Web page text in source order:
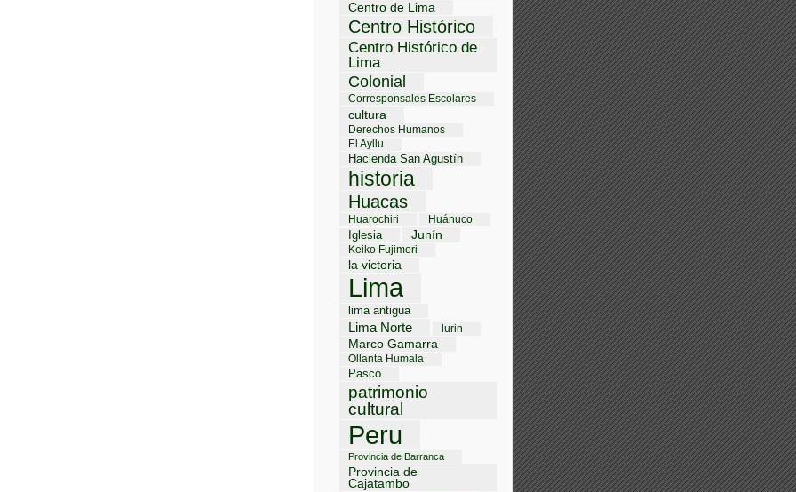
Centro de Lima
Centro Histórico
Centro Histórico de
Lima
Colonial
Corresponsales Escolares
cultura
Derechos Humanos
El Ayllu
Hacienda San Agustín
historia
Huacas
Huarochiri Huánuco
Iglesia Junín
Keiko Fujimori
la victoria
Lima
lima antigua
Lima Norte lurin
Marco Gamarra
Ollanta Humala
Pasco
patrimonio
cultural
Peru
Provincia de Barranca
Provincia de
Cajatambo